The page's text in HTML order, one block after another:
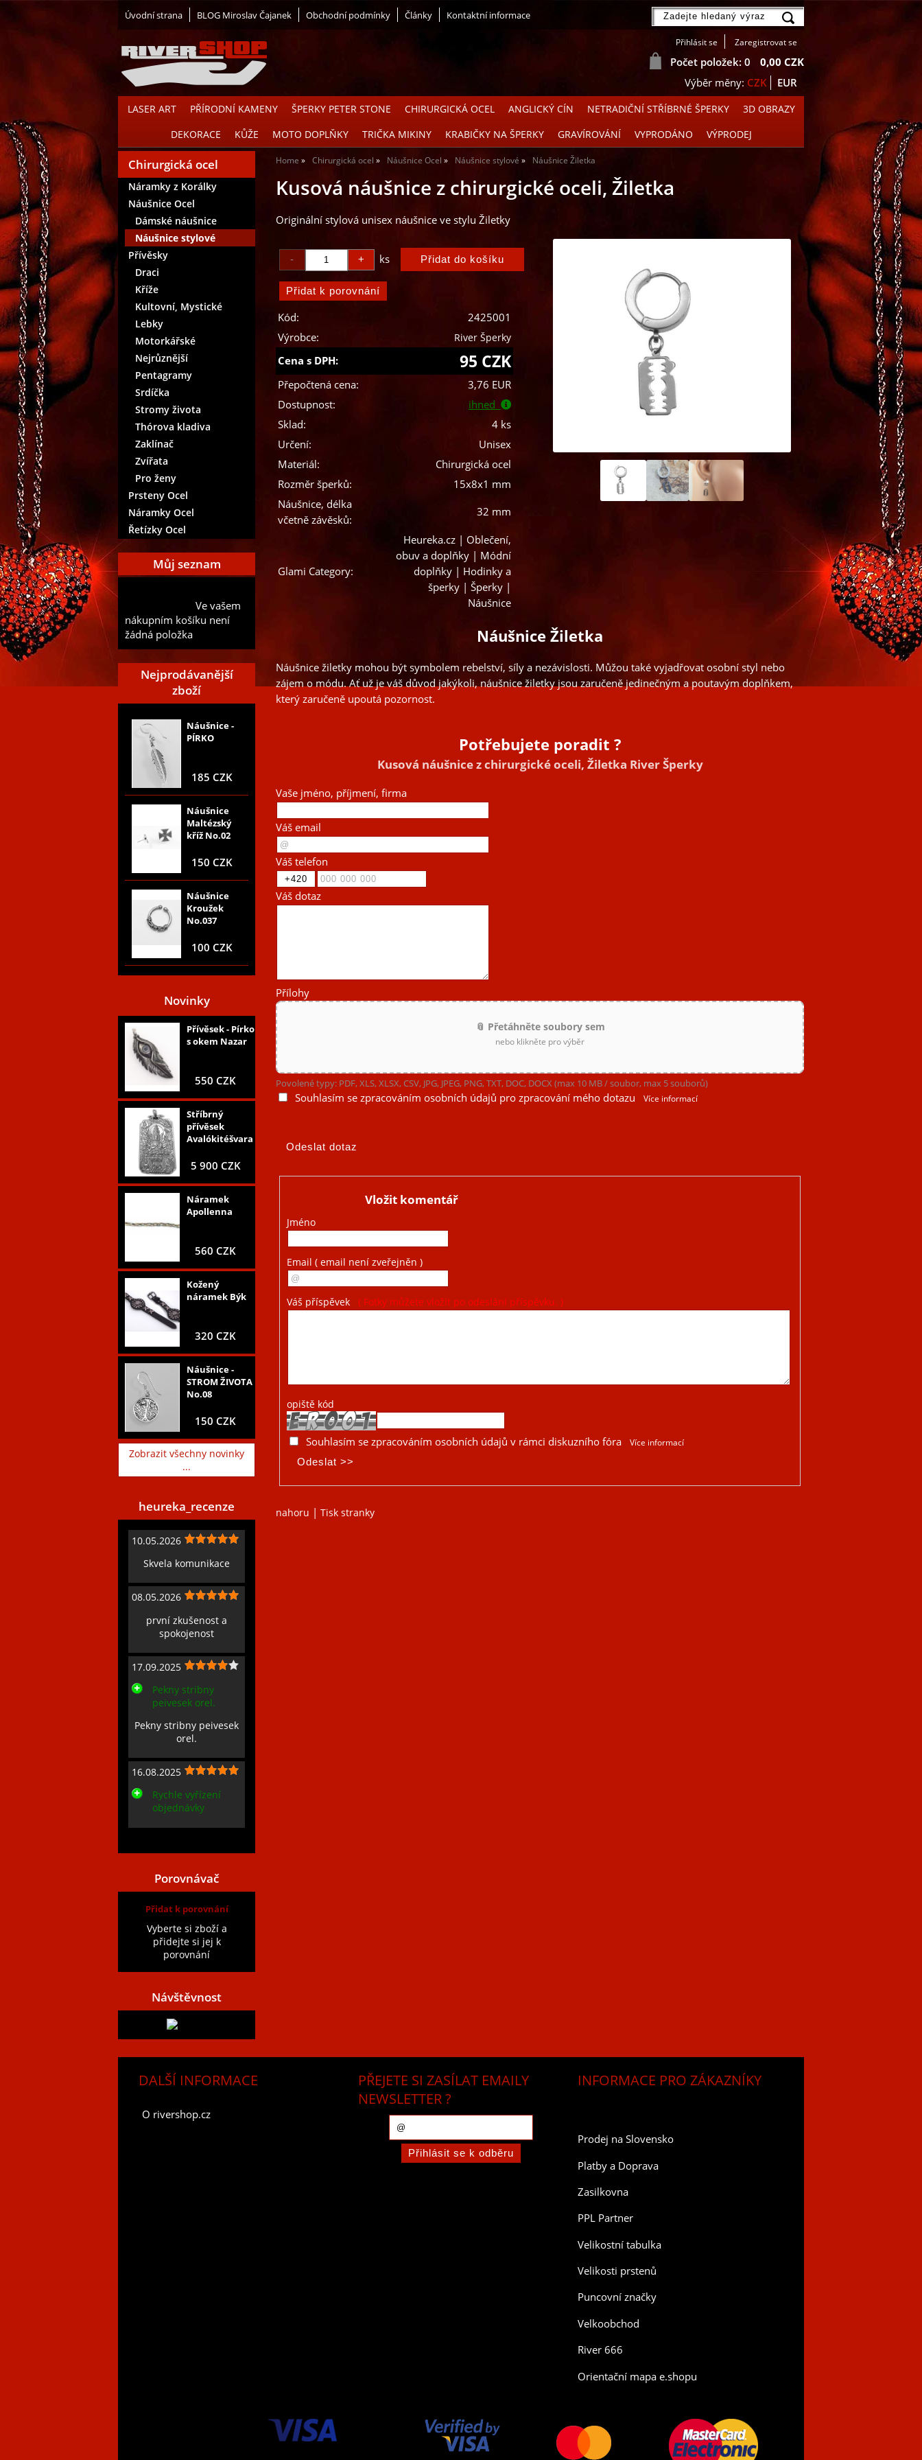
LASER ART PŘÍRODNÍ KAMENY ŠPERKY PETER STONE CHIRURGICKÁ OCEL ANGLICKÝ CÍN NETRADIČNÍ STŘÍBRNÉ ŠPERKY
3D OBRAZY
DEKORACE
KŮŽE MOTO DOPLŇKY TRIČKA MIKINY KRABIČKY NA ŠPERKY GRAVÍROVÁNÍ VYPRODÁNO VÝPRODEJ
CZK EUR
Počet položek: 0 0,00 CZK
Přihlásit se Zaregistrovat se
Úvodní strana BLOG Miroslav Čajanek Obchodní podmínky Články Kontaktní informace
Home Chirurgická ocel Náušnice Ocel Náušnice stylové Náušnice Žiletka
Kusová náušnice z chirurgické oceli, Žiletka
Originální stylová unisex náušnice ve stylu Žiletky
ks
Kód:
2425001
Výrobce:
River Šperky
Cena s DPH: 95 CZK
Přepočtená cena:
3,76 EUR
Dostupnost:
ihned
Sklad:
4 ks
Určení:
Unisex
Materiál:
Chirurgická ocel
Rozměr šperků:
15x8x1 mm
Náušnice, délka
včetně závěsků:
32 mm
Glami Category:
Heureka.cz | Oblečení,
obuv a doplňky | Módní
doplňky | Hodinky a
šperky | Šperky |
Náušnice
Náušnice Žiletka
Náušnice žiletky mohou být symbolem rebelství, síly a nezávislosti. Můžou také vyjadřovat osobní styl nebo
zájem o módu. Ať už je váš důvod jakýkoli, náušnice žiletky jsou zaručeně jedinečným a poutavým doplňkem,
který zaručeně upoutá pozornost.
Potřebujete poradit ?
Kusová náušnice z chirurgické oceli, Žiletka River Šperky
Vaše jméno, příjmení, firma
Váš email
Váš telefon
Váš dotaz
Přílohy
📎 Přetáhněte soubory sem
nebo klikněte pro výběr
Povolené typy: PDF, XLS, XLSX, CSV, JPG, JPEG, PNG, TXT, DOC, DOCX (max 10 MB / soubor, max 5 souborů)
Souhlasím se zpracováním osobních údajů pro zpracování mého dotazu Více informací
Vložit komentář
Jméno
Email ( email není zveřejněn )
Váš příspěvek ( Fotky můžete vložit po odeslání příspěvku. )
opiště kód
Souhlasím se zpracováním osobních údajů v rámci diskuzního fóra Více informací
nahoru | Tisk stranky
Chirurgická ocel
Náramky z Korálky
Náušnice Ocel
Dámské náušnice
Náušnice stylové
Přívěsky
Draci
Kříže
Kultovní, Mystické
Lebky
Motorkářské
Nejrůznější
Pentagramy
Srdíčka
Stromy života
Thórova kladiva
Zaklínač
Zvířata
Pro ženy
Prsteny Ocel
Náramky Ocel
Řetízky Ocel
Můj seznam
Ve vašem
nákupním košíku není
žádná položka
Nejprodávanější
zboží
Náušnice -
PÍRKO
185 CZK
Náušnice
Maltézský
kříž No.02
150 CZK
Náušnice
Kroužek
No.037
100 CZK
Novinky
Přívěsek - Pírko
s okem Nazar
550 CZK
Stříbrný
přívěsek
Avalókitéšvara
5 900 CZK
Náramek
Apollenna
560 CZK
Kožený
náramek Býk
320 CZK
Náušnice -
STROM ŽIVOTA
No.08
150 CZK
Zobrazit všechny novinky
...
heureka_recenze
10.05.2026
Skvela komunikace
08.05.2026
první zkušenost a
spokojenost
17.09.2025
Pekny stribny
peivesek orel.
Pekny stribny peivesek
orel.
16.08.2025
Rychle vyřízení
objednávky
Porovnávač
Přidat k porovnání
Vyberte si zboží a
přidejte si jej k
porovnání
Návštěvnost
DALŠÍ INFORMACE
O rivershop.cz
PŘEJETE SI ZASÍLAT EMAILY
NEWSLETTER ?
INFORMACE PRO ZÁKAZNÍKY
Prodej na Slovensko
Platby a Doprava
Zasilkovna
PPL Partner
Velikostní tabulka
Velikosti prstenů
Puncovní značky
Velkoobchod
River 666
Orientační mapa e.shopu